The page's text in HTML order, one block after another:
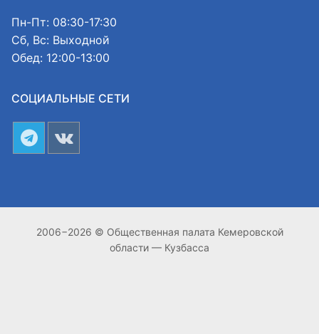
Пн-Пт: 08:30-17:30
Сб, Вс: Выходной
Обед: 12:00-13:00
СОЦИАЛЬНЫЕ СЕТИ
2006−2026 © Общественная палата Кемеровской
области — Кузбасса